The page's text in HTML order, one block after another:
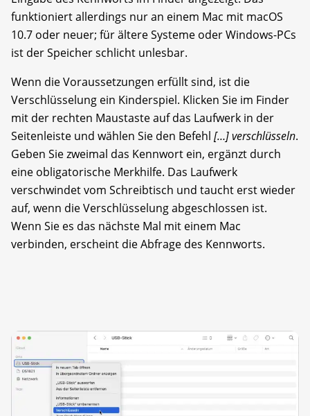
funktioniert allerdings nur an einem Mac mit macOS
10.7 oder neuer; für ältere Systeme oder Windows-PCs
ist der Speicher schlicht unlesbar.
Wenn die Voraussetzungen erfüllt sind, ist die
Verschlüsselung ein Kinderspiel. Klicken Sie im Finder
mit der rechten Maustaste auf das Laufwerk in der
Seitenleiste und wählen Sie den Befehl […] verschlüsseln.
Geben Sie zweimal das Kennwort ein, ergänzt durch
eine obligatorische Merkhilfe. Das Laufwerk
verschwindet vom Schreibtisch und taucht erst wieder
auf, wenn die Verschlüsselung abgeschlossen ist.
Wenn Sie es das nächste Mal mit einem Mac
verbinden, erscheint die Abfrage des Kennworts.